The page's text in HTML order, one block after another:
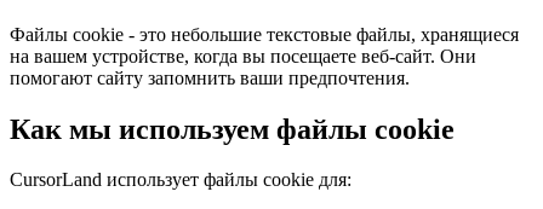
Файлы cookie - это небольшие текстовые файлы, хранящиеся
на вашем устройстве, когда вы посещаете веб-сайт. Они
помогают сайту запомнить ваши предпочтения.
Как мы используем файлы cookie
CursorLand использует файлы cookie для: